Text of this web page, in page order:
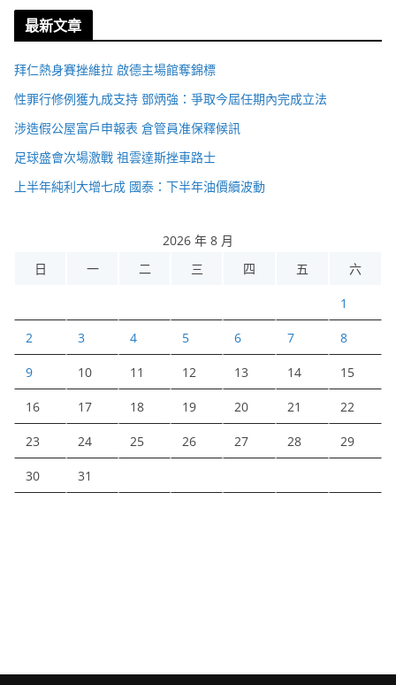
最新文章
拜仁熱身賽挫維拉 啟德主場館奪錦標
性罪行修例獲九成支持 鄧炳強：爭取今屆任期內完成立法
涉造假公屋富戶申報表 倉管員准保釋候訊
足球盛會次場激戰 祖雲達斯挫車路士
上半年純利大增七成 國泰：下半年油價續波動
2026 年 8 月
日
一 二 三 四 五 六
1
2 3 4 5 6 7 8
9 10 11 12 13 14 15
16 17 18 19 20 21 22
23 24 25 26 27 28 29
30 31